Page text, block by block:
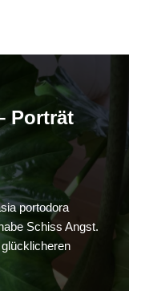
Porträt
portodora
Schiss Angst.